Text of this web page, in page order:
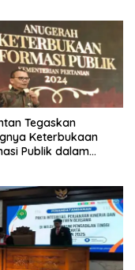
Tegaskan
Keterbukaan
Publik dalam